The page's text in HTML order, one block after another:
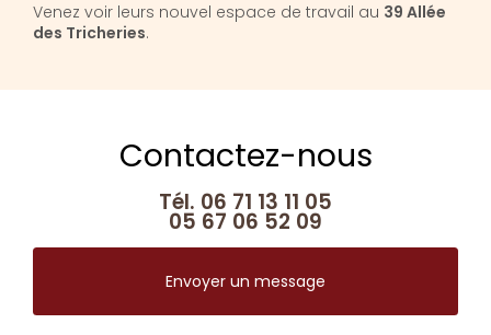
Venez voir leurs nouvel espace de travail au 39 Allée
des Tricheries.
Contactez-nous
Tél. 06 71 13 11 05
05 67 06 52 09
Envoyer un message